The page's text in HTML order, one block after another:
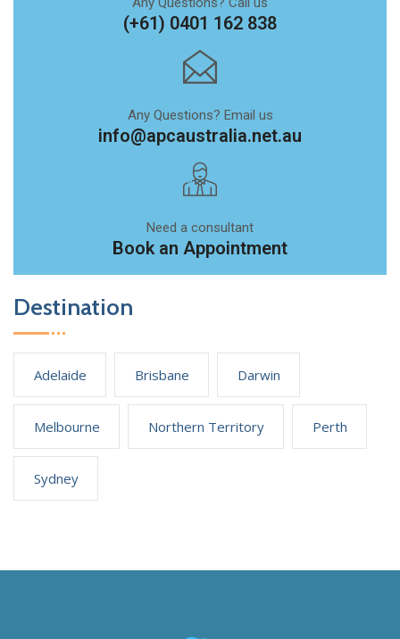
(+61) 0401 162 838
Any Questions? Email us
info@apcaustralia.net.au
Need a consultant
Book an Appointment
Destination
Adelaide Brisbane Darwin
Melbourne Northern Territory Perth
Sydney